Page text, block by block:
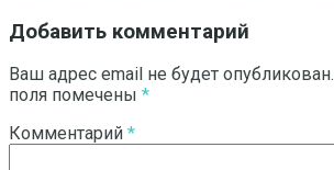
Добавить комментарий
Ваш адрес email не будет опубликован.
поля помечены *
Комментарий *